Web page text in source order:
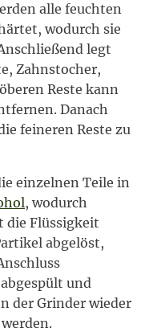
alle feuchten
wodurch sie
legt
Zahnstocher,
Reste kann
Danach
feineren Reste zu
einzelnen Teile in
, wodurch
die Flüssigkeit
abgelöst,
und
der Grinder wieder